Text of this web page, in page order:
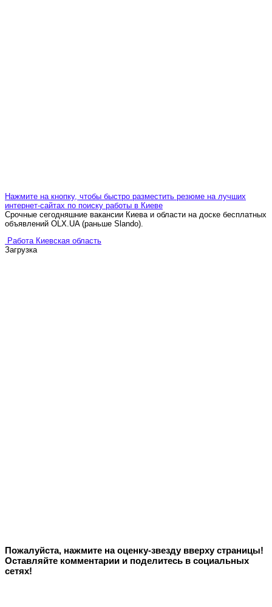
Нажмите на кнопку, чтобы быстро разместить резюме на лучших
интернет-сайтах по поиску работы в Киеве
Срочные сегодняшние вакансии Киева и области на доске бесплатных
объявлений OLX.UA (раньше Slando).
Работа Киевская область
Загрузка
Пожалуйста, нажмите на оценку-звезду вверху страницы!
Оставляйте комментарии и поделитесь в социальных
сетях!